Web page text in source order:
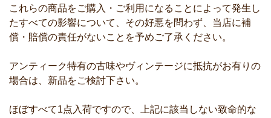
これらの商品をご購入・ご利用になることによって発生し
たすべての影響について、その好悪を問わず、当店に補
償・賠償の責任がないことを予めご了承ください。
アンティーク特有の古味やヴィンテージに抵抗がお有りの
場合は、新品をご検討下さい。
ほぼすべて1点入荷ですので、上記に該当しない致命的な